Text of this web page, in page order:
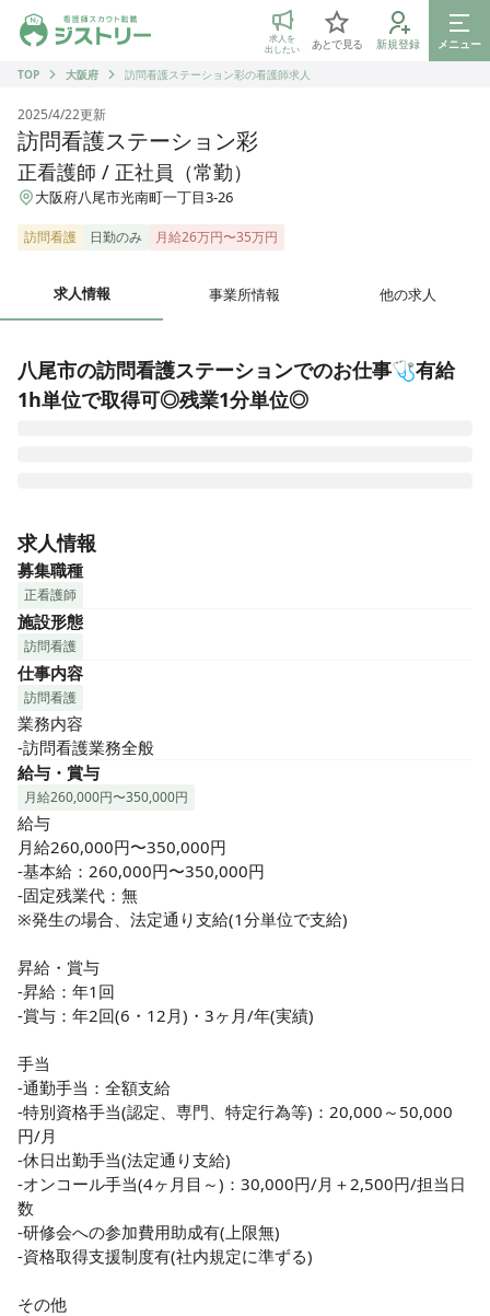
ジストリー 看護師の転職マッチング
求人を
出したい
あとで見る 新規登録
メニュー
TOP
大阪府 訪問看護ステーション彩の看護師求人
2025/4/22更新
訪問看護ステーション彩
正看護師 / 正社員（常勤）
大阪府八尾市光南町一丁目3-26
訪問看護 日勤のみ 月給26万円〜35万円
求人情報 事業所情報 他の求人
八尾市の訪問看護ステーションでのお仕事🩺有給
1h単位で取得可◎残業1分単位◎
を支援しています✨今回訪問看護ステーションで一緒に働い
てくださる看護師さんを募集しています！
求人情報
募集職種
正看護師
施設形態
訪問看護
仕事内容
訪問看護
業務内容
-訪問看護業務全般
給与・賞与
月給260,000円〜350,000円
給与
月給260,000円〜350,000円
-基本給：260,000円〜350,000円
-固定残業代：無
※発生の場合、法定通り支給(1分単位で支給)
昇給・賞与
-昇給：年1回
-賞与：年2回(6・12月)・3ヶ月/年(実績)
手当
-通勤手当：全額支給
-特別資格手当(認定、専門、特定行為等)：20,000～50,000
円/月
-休日出勤手当(法定通り支給)
-オンコール手当(4ヶ月目～)：30,000円/月＋2,500円/担当日
数
-研修会への参加費用助成有(上限無)
-資格取得支援制度有(社内規定に準ずる)
その他